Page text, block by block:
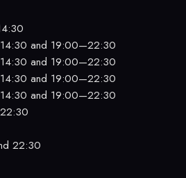
and 19:00—22:30
and 19:00—22:30
and 19:00—22:30
and 19:00—22:30
22:30